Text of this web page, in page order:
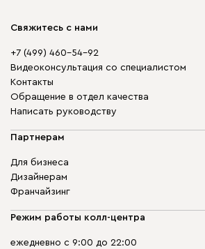
Свяжитесь с нами
+7 (499) 460-54-92
Видеоконсультация со специалистом
Контакты
Обращение в отдел качества
Написать руководству
Партнерам
Для бизнеса
Дизайнерам
Франчайзинг
Режим работы колл-центра
ежедневно с 9:00 до 22:00